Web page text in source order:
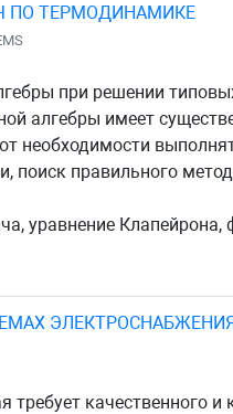
ПО ТЕРМОДИНАМИКЕ
при решении
алгебры имеет
необходимости
поиск правильного
уравнение
качественного и